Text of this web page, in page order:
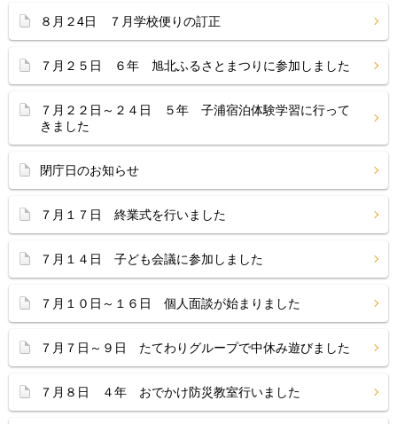
８月２4日 ７月学校便りの訂正
７月２５日 ６年 旭北ふるさとまつりに参加しました
７月２２日～２４日 ５年 子浦宿泊体験学習に行って
きました
閉庁日のお知らせ
７月１７日 終業式を行いました
７月１４日 子ども会議に参加しました
７月１０日～１６日 個人面談が始まりました
７月７日～９日 たてわりグループで中休み遊びました
７月８日 ４年 おでかけ防災教室行いました